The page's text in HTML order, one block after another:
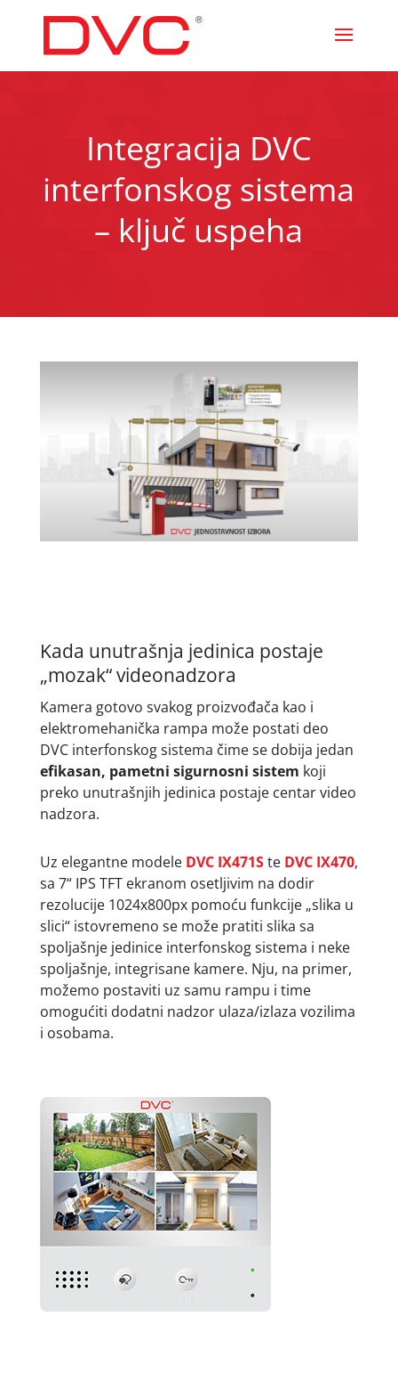
Integracija DVC
interfonskog sistema
– ključ uspeha
Kada unutrašnja jedinica postaje
„mozak“ videonadzora
Kamera gotovo svakog proizvođača kao i
elektromehanička rampa može postati deo
DVC interfonskog sistema čime se dobija jedan
efikasan, pametni sigurnosni sistem koji
preko unutrašnjih jedinica postaje centar video
nadzora.
Uz elegantne modele DVC IX471Ste DVC IX470,
sa 7“ IPS TFT ekranom osetljivim na dodir
rezolucije 1024x800px pomoću funkcije „slika u
slici“ istovremeno se može pratiti slika sa
spoljašnje jedinice interfonskog sistema i neke
spoljašnje, integrisane kamere. Nju, na primer,
možemo postaviti uz samu rampu i time
omogućiti dodatni nadzor ulaza/izlaza vozilima
i osobama.